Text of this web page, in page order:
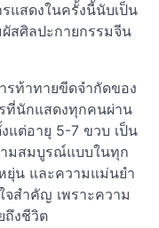
แสดงในครั้งนี้นับเป็น
สศิลปะกายกรรมจีน
รท้าทายขีดจำกัดของ
ที่นักแสดงทุกคนผ่าน
แต่อายุ 5-7 ขวบ เป็น
ามสมบูรณ์แบบในทุก
ยุ่น และความแม่นยำ
จสำคัญ เพราะความ
ถึงชีวิต